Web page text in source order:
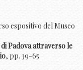
espositivo del Museo
Padova attraverso le
, pp. 39-65